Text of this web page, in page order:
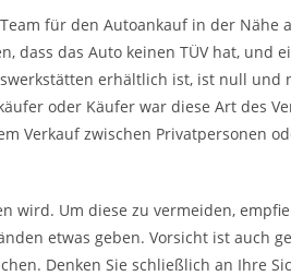
für den Autoankauf in der Nähe
dass das Auto keinen TÜV hat, und
erhältlich ist, ist null und
oder Käufer war diese Art des
Verkauf zwischen Privatpersonen
wird. Um diese zu vermeiden,
etwas geben. Vorsicht ist auch
Denken Sie schließlich an Ihre